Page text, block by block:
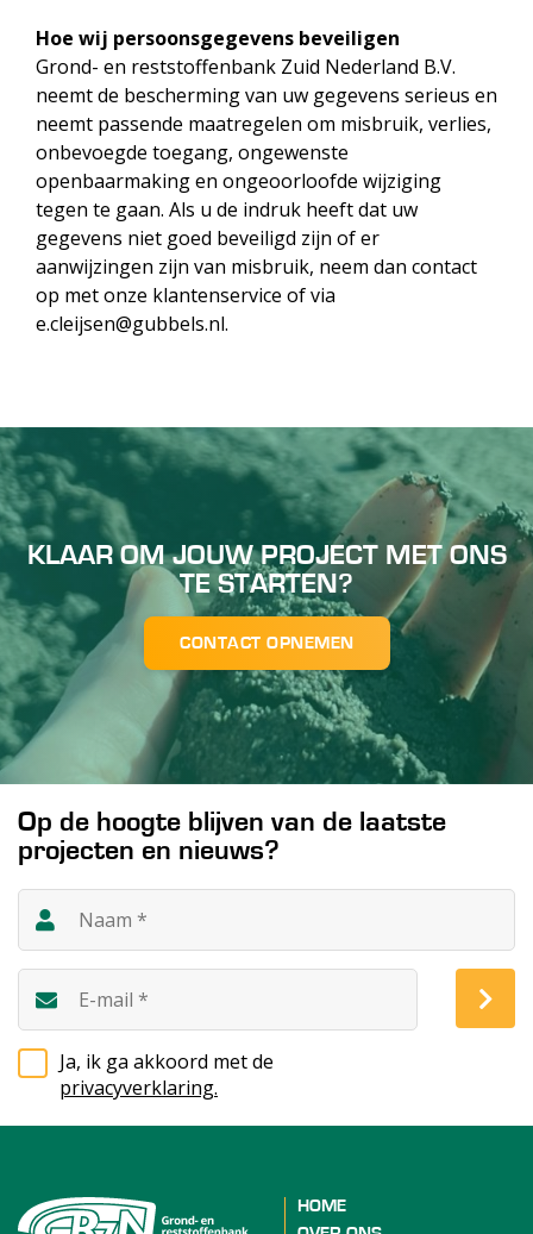
Hoe wij persoonsgegevens beveiligen
Grond- en reststoffenbank Zuid Nederland B.V.
neemt de bescherming van uw gegevens serieus en
neemt passende maatregelen om misbruik, verlies,
onbevoegde toegang, ongewenste
openbaarmaking en ongeoorloofde wijziging
tegen te gaan. Als u de indruk heeft dat uw
gegevens niet goed beveiligd zijn of er
aanwijzingen zijn van misbruik, neem dan contact
op met onze klantenservice of via
e.cleijsen@gubbels.nl.
KLAAR OM JOUW PROJECT MET ONS
TE STARTEN?
CONTACT OPNEMEN
Op de hoogte blijven van de laatste
projecten en nieuws?
Ja, ik ga akkoord met de
privacyverklaring.
HOME